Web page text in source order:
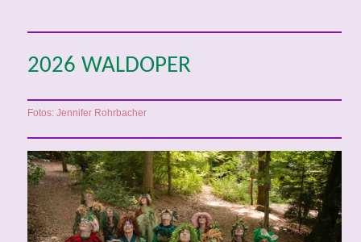
2026 WALDOPER
Fotos: Jennifer Rohrbacher